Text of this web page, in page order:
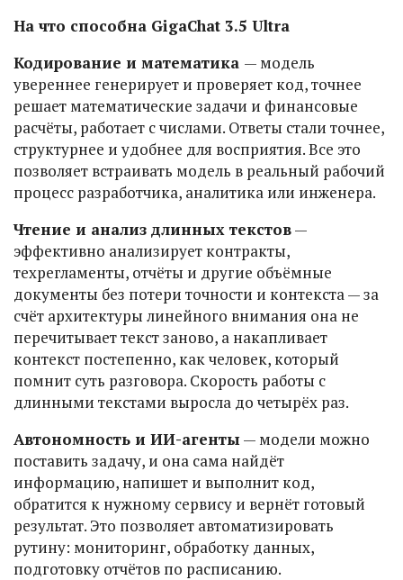
На что способна GigaChat 3.5 Ultra
Кодирование и математика — модель
увереннее генерирует и проверяет код, точнее
решает математические задачи и финансовые
расчёты, работает с числами. Ответы стали точнее,
структурнее и удобнее для восприятия. Все это
позволяет встраивать модель в реальный рабочий
процесс разработчика, аналитика или инженера.
Чтение и анализ длинных текстов—
эффективно анализирует контракты,
техрегламенты, отчёты и другие объёмные
документы без потери точности и контекста — за
счёт архитектуры линейного внимания она не
перечитывает текст заново, а накапливает
контекст постепенно, как человек, который
помнит суть разговора. Скорость работы с
длинными текстами выросла до четырёх раз.
Автономность и ИИ-агенты — модели можно
поставить задачу, и она сама найдёт
информацию, напишет и выполнит код,
обратится к нужному сервису и вернёт готовый
результат. Это позволяет автоматизировать
рутину: мониторинг, обработку данных,
подготовку отчётов по расписанию.